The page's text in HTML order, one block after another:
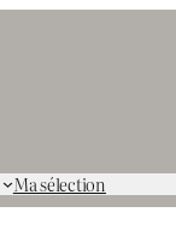
Ma sélection